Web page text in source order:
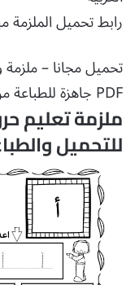
رابط تحميل الملزمة
تحميل مجانا – ملزمة
PDF جاهزة للطباعة من موقع الاسرة العربية
للتحميل